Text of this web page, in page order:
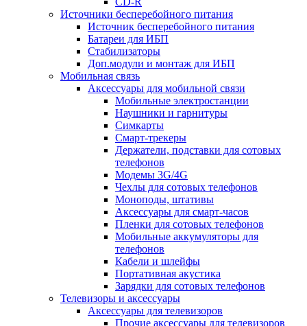
Источники бесперебойного питания
Источник бесперебойного питания
Батареи для ИБП
Стабилизаторы
Доп.модули и монтаж для ИБП
Мобильная связь
Аксессуары для мобильной связи
Мобильные электростанции
Наушники и гарнитуры
Симкарты
Смарт-трекеры
Держатели, подставки для сотовых
телефонов
Модемы 3G/4G
Чехлы для сотовых телефонов
Моноподы, штативы
Аксессуары для смарт-часов
Пленки для сотовых телефонов
Мобильные аккумуляторы для
телефонов
Кабели и шлейфы
Портативная акустика
Зарядки для сотовых телефонов
Телевизоры и аксессуары
Аксессуары для телевизоров
Прочие аксессуары для телевизоров